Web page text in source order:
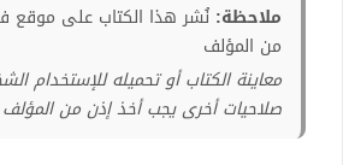
ملاحظة: نُشر هذا الكتاب على موقع
من المؤلف
معاينة الكتاب أو تحميله
صلاحيات أخرى يجب أخذ إذن من المؤلف